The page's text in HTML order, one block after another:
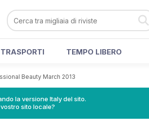
TEMPO LIBERO
Beauty March 2013
la versione Italy del sito.
sito locale?